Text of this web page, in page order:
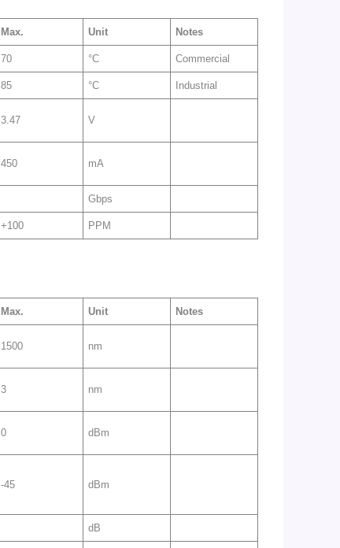
Max. Unit Notes
70 °C Commercial
85 °C Industrial
3.47 V
450 mA
Gbps
+100 PPM
Max. Unit Notes
1500 nm
3 nm
0 dBm
-45 dBm
dB